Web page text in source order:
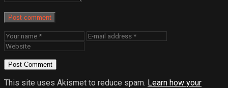
Post comment
This site uses Akismet to reduce spam. Learn how your